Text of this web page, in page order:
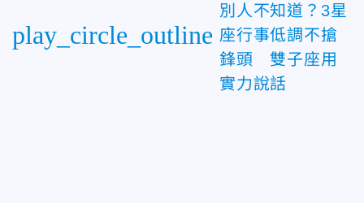
play_circle_outline
別人不知道？3星
座行事低調不搶
鋒頭 雙子座用
實力說話